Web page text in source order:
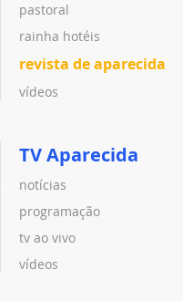
pastoral
rainha hotéis
revista de aparecida
vídeos
TV Aparecida
notícias
programação
tv ao vivo
vídeos